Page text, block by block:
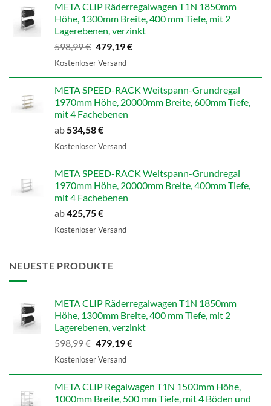
META CLIP Räderregalwagen T1N 1850mm
Höhe, 1300mm Breite, 400 mm Tiefe, mit 2
Lagerebenen, verzinkt
598,99€ Ursprünglicher
Preis
479,19€Aktueller
Kostenloser Versand
META SPEED-RACK Weitspann-Grundregal
1970mm Höhe, 20000mm Breite, 600mm Tiefe,
mit 4 Fachebenen
ab 534,58€
Kostenloser Versand
META SPEED-RACK Weitspann-Grundregal
1970mm Höhe, 20000mm Breite, 400mm Tiefe,
mit 4 Fachebenen
ab425,75€
Kostenloser Versand
NEUESTE PRODUKTE
META CLIP Räderregalwagen T1N 1850mm
Höhe, 1300mm Breite, 400 mm Tiefe, mit 2
Lagerebenen, verzinkt
598,99€ Ursprünglicher
Preis
479,19€Aktueller
Kostenloser Versand
META CLIP Regalwagen T1N 1500mm Höhe,
1000mm Breite, 500 mm Tiefe, mit 4 Böden und